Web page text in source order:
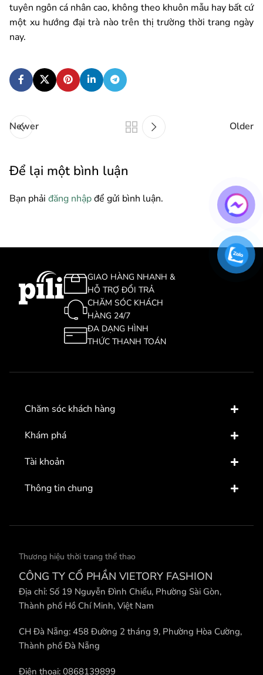
tuyên ngôn cá nhân cao, không theo khuôn mẫu hay bất cứ
một xu hướng đại trà nào trên thị trường thời trang ngày
nay.
Newer Older
Để lại một bình luận
Bạn phải đăng nhậpđể gửi bình luận.
GIAO HÀNG NHANH &
HỖ TRỢ ĐỔI TRẢ
CHĂM SÓC KHÁCH
HÀNG 24/7
ĐA DẠNG HÌNH
THỨC THANH TOÁN
Chăm sóc khách hàng
Khám phá
Tài khoản
Thông tin chung
Thương hiệu thời trang thể thao
CÔNG TY CỔ PHẦN VIETORY FASHION
Địa chỉ: Số 19 Nguyễn Đình Chiểu, Phường Sài Gòn,
Thành phố Hồ Chí Minh, Việt Nam
CH Đà Nẵng: 458 Đường 2 tháng 9, Phường Hòa Cường,
Thành phố Đà Nẵng
Điện thoại: 0868139899